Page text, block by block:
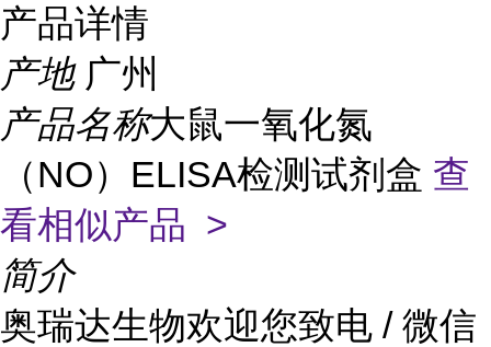
产品详情
产地 广州
产品名称大鼠一氧化氮
（NO）ELISA检测试剂盒 查
看相似产品 >
简介
奥瑞达生物欢迎您致电 / 微信